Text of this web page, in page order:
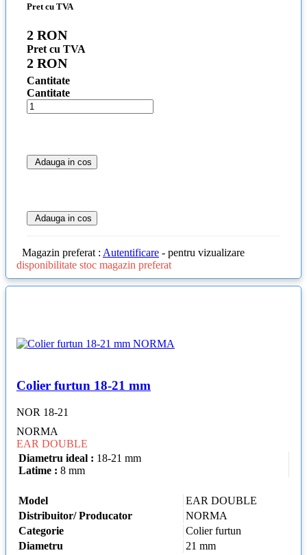
Pret cu TVA
2 RON
Pret cu TVA
2 RON
Cantitate
Cantitate
Adauga in cos
Adauga in cos
Magazin preferat : Autentificare - pentru vizualizare
disponibilitate stoc magazin preferat
Colier furtun 18-21 mm
NOR 18-21
NORMA
EAR DOUBLE
Diametru ideal : 18-21 mm
Latime : 8 mm
Model
EAR DOUBLE
Distribuitor/ Producator
NORMA
Categorie
Colier furtun
Diametru
21 mm